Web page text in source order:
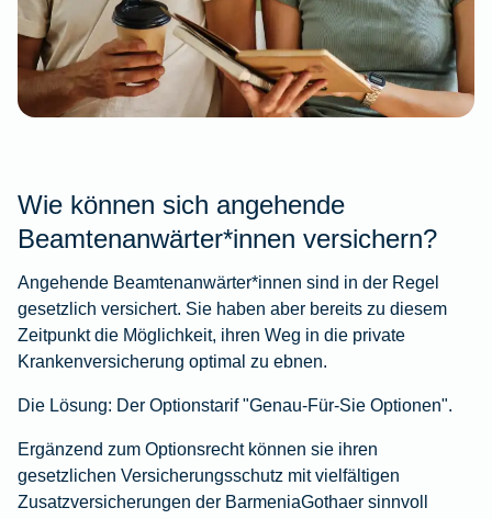
Wie können sich angehende
Beamtenanwärter*innen versichern?
Angehende Beamtenanwärter*innen sind in der Regel
gesetzlich versichert. Sie haben aber bereits zu diesem
Zeitpunkt die Möglichkeit, ihren Weg in die private
Krankenversicherung optimal zu ebnen.
Die Lösung: Der Optionstarif "Genau-Für-Sie Optionen".
Ergänzend zum Optionsrecht können sie ihren
gesetzlichen Versicherungsschutz mit vielfältigen
Zusatzversicherungen der BarmeniaGothaer sinnvoll